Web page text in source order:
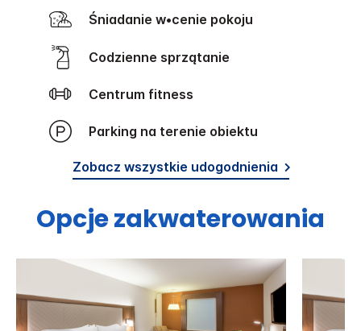
Śniadanie w•cenie pokoju
Codzienne sprzątanie
Centrum fitness
Parking na terenie obiektu
Zobacz wszystkie udogodnienia
Opcje zakwaterowania